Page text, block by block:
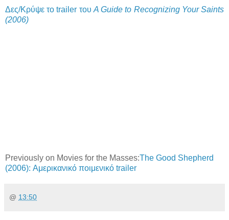
Δες/Κρύψε το trailer του A Guide to Recognizing Your Saints
(2006)
Previously on Movies for the Masses:The Good Shepherd
(2006): Αμερικανικό ποιμενικό trailer
@ 13:50